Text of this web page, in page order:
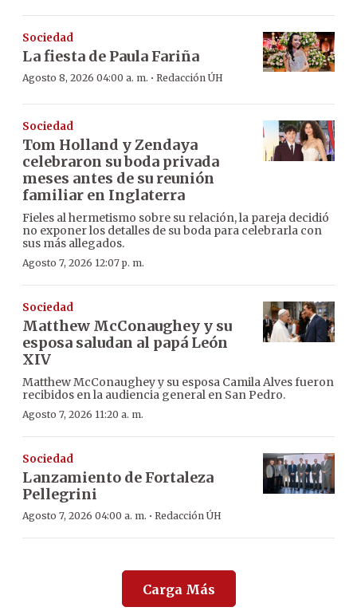
Sociedad
La fiesta de Paula Fariña
Agosto 8, 2026 04:00 a. m. · Redacción ÚH
Sociedad
Tom Holland y Zendaya
celebraron su boda privada
meses antes de su reunión
familiar en Inglaterra
Fieles al hermetismo sobre su relación, la pareja decidió
no exponer los detalles de su boda para celebrarla con
sus más allegados.
Agosto 7, 2026 12:07 p. m.
Sociedad
Matthew McConaughey y su
esposa saludan al papá León
XIV
Matthew McConaughey y su esposa Camila Alves fueron
recibidos en la audiencia general en San Pedro.
Agosto 7, 2026 11:20 a. m.
Sociedad
Lanzamiento de Fortaleza
Pellegrini
Agosto 7, 2026 04:00 a. m. · Redacción ÚH
Carga Más